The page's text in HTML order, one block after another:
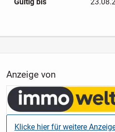
Anzeige von
Klicke hier für weitere